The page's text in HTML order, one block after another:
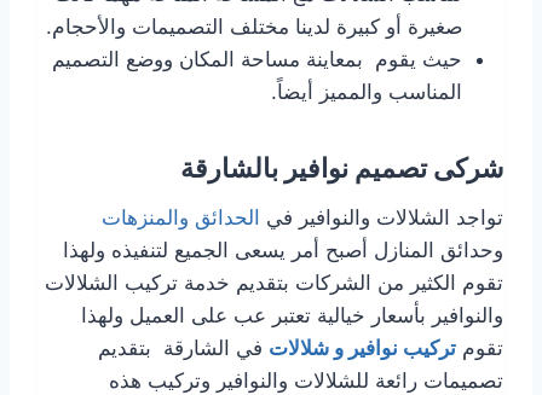
صغيرة أو كبيرة لدينا مختلف التصميمات والأحجام.
حيث يقوم بمعاينة مساحة المكان ووضع التصميم
المناسب والمميز أيضاً.
شركى تصميم نوافير بالشارقة
تواجد الشلالات والنوافير في الحدائق والمنزهات
وحدائق المنازل أصبح أمر يسعى الجميع لتنفيذه ولهذا
تقوم الكثير من الشركات بتقديم خدمة تركيب الشلالات
والنوافير بأسعار خيالية تعتبر عب على العميل ولهذا
تقوم تركيب نوافير و شلالات في الشارقة بتقديم
تصميمات رائعة للشلالات والنوافير وتركيب هذه